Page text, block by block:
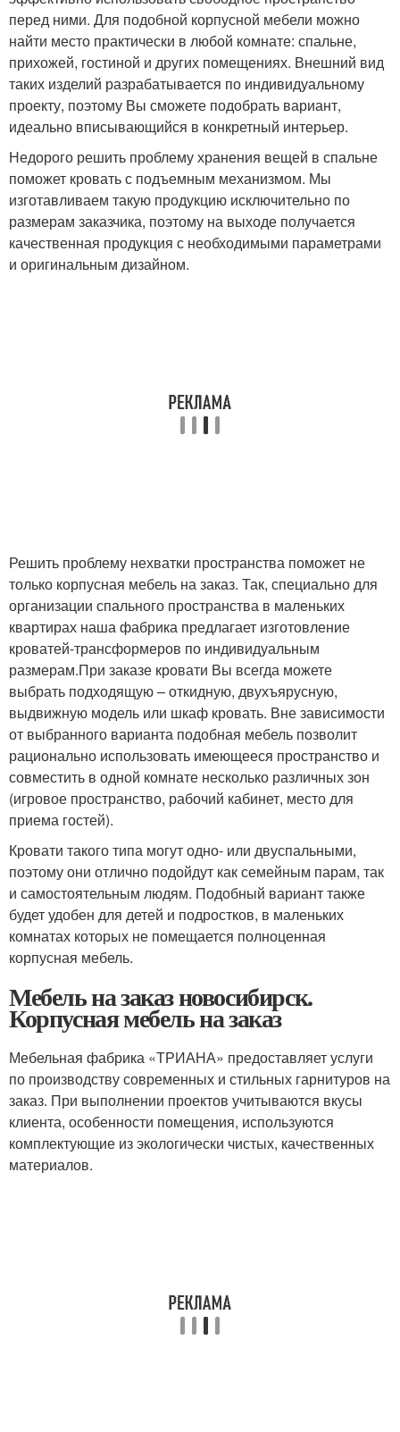
перед ними. Для подобной корпусной мебели можно
найти место практически в любой комнате: спальне,
прихожей, гостиной и других помещениях. Внешний вид
таких изделий разрабатывается по индивидуальному
проекту, поэтому Вы сможете подобрать вариант,
идеально вписывающийся в конкретный интерьер.
Недорого решить проблему хранения вещей в спальне
поможет кровать с подъемным механизмом. Мы
изготавливаем такую продукцию исключительно по
размерам заказчика, поэтому на выходе получается
качественная продукция с необходимыми параметрами
и оригинальным дизайном.
Решить проблему нехватки пространства поможет не
только корпусная мебель на заказ. Так, специально для
организации спального пространства в маленьких
квартирах наша фабрика предлагает изготовление
кроватей-трансформеров по индивидуальным
размерам.При заказе кровати Вы всегда можете
выбрать подходящую – откидную, двухъярусную,
выдвижную модель или шкаф кровать. Вне зависимости
от выбранного варианта подобная мебель позволит
рационально использовать имеющееся пространство и
совместить в одной комнате несколько различных зон
(игровое пространство, рабочий кабинет, место для
приема гостей).
Кровати такого типа могут одно- или двуспальными,
поэтому они отлично подойдут как семейным парам, так
и самостоятельным людям. Подобный вариант также
будет удобен для детей и подростков, в маленьких
комнатах которых не помещается полноценная
корпусная мебель.
Мебель на заказ новосибирск.
Корпусная мебель на заказ
Мебельная фабрика «ТРИАНА» предоставляет услуги
по производству современных и стильных гарнитуров на
заказ. При выполнении проектов учитываются вкусы
клиента, особенности помещения, используются
комплектующие из экологически чистых, качественных
материалов.